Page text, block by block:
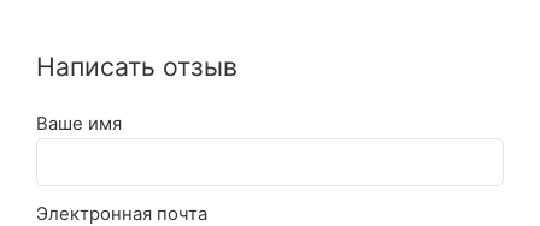
Написать отзыв
Ваше имя
Электронная почта